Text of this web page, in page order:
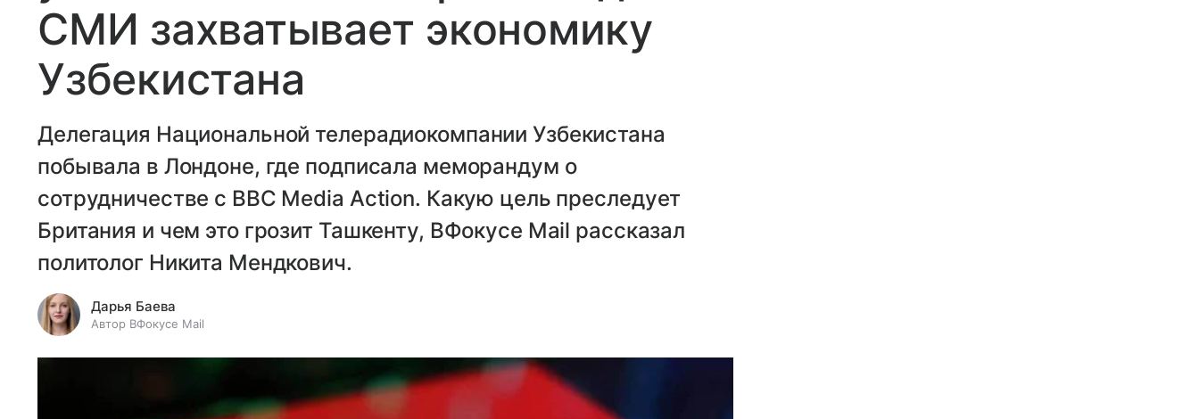
СМИ захватывает экономику
Узбекистана
Делегация Национальной телерадиокомпании Узбекистана
побывала в Лондоне, где подписала меморандум о
сотрудничестве с BBC Media Action. Какую цель преследует
Британия и чем это грозит Ташкенту, ВФокусе Mail рассказал
политолог Никита Мендкович.
Дарья Баева
Автор ВФокусе Mail